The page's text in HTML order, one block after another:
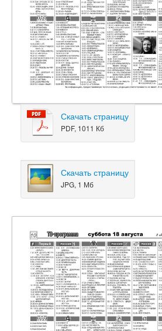
Скачать страницу
PDF, 1011 Кб
Скачать страницу
JPG, 1 Мб